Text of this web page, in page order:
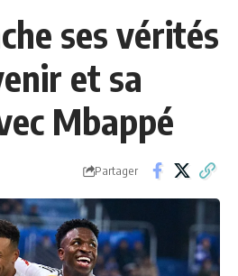
ses vérités
et sa
Mbappé
Partager